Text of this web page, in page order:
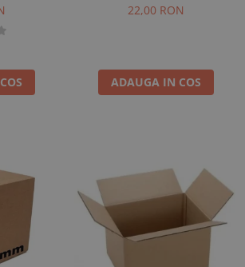
22,00 RON
ADAUGA IN COS